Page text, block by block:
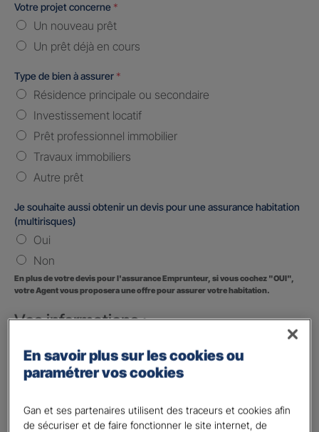
Votre projet concerne *
Un nouveau prêt
Un prêt déjà en cours
Type de bien à assurer *
Résidence principale ou secondaire
Investissement locatif
Prêt professionnel immobilier
Travaux immobiliers
Autre prêt
Je souhaite aussi obtenir un devis pour une assurance habitation
(multirisques)
Oui
Non
En plus de votre devis pour l'assurance Emprunteur, si vous cochez "OUI",
votre Agent vous proposera une offre pour assurer votre habitation.
Vos informations :
Etes-vous déjà client Gan assurances ?*
Oui
Civilité*
En savoir plus sur les cookies ou
paramétrer vos cookies
Gan et ses partenaires utilisent des traceurs et cookies afin
de sécuriser et de faire fonctionner le site internet, de